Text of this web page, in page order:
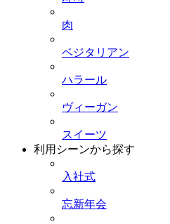
肉
ベジタリアン
ハラール
ヴィーガン
スイーツ
利用シーンから探す
入社式
忘新年会